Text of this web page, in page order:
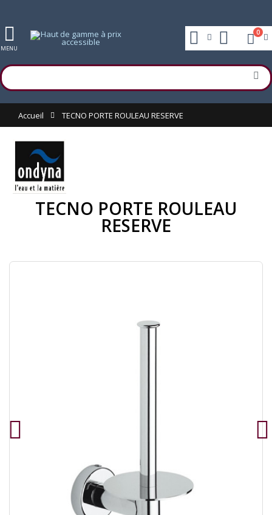
MENU
0
Accueil TECNO PORTE ROULEAU RESERVE
TECNO PORTE ROULEAU
RESERVE